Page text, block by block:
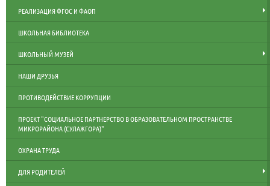
РЕАЛИЗАЦИЯ ФГОС И ФАОП
ШКОЛЬНАЯ БИБЛИОТЕКА
ШКОЛЬНЫЙ МУЗЕЙ
НАШИ ДРУЗЬЯ
ПРОТИВОДЕЙСТВИЕ КОРРУПЦИИ
ПРОЕКТ "СОЦИАЛЬНОЕ ПАРТНЕРСТВО В ОБРАЗОВАТЕЛЬНОМ ПРОСТРАНСТВЕ
МИКРОРАЙОНА (СУЛАЖГОРА)"
ОХРАНА ТРУДА
ДЛЯ РОДИТЕЛЕЙ